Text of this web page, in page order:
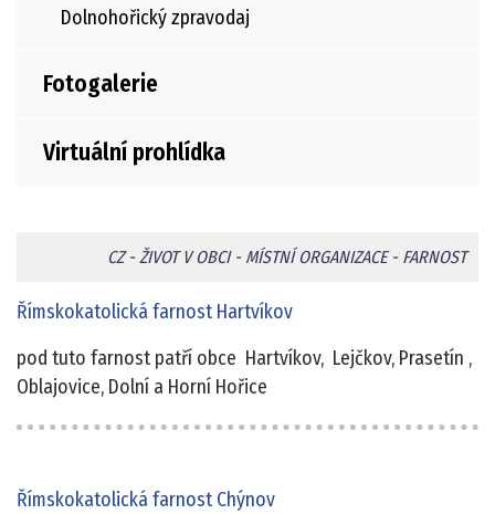
Dolnohořický zpravodaj
Fotogalerie
Virtuální prohlídka
CZ-ŽIVOT V OBCI- MÍSTNÍ ORGANIZACE- FARNOST
Římskokatolická farnost Hartvíkov
pod tuto farnost patří obce Hartvíkov, Lejčkov, Prasetín ,
Oblajovice, Dolní a Horní Hořice
Římskokatolická farnost Chýnov